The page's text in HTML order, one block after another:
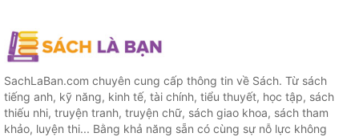
SachLaBan.com chuyên cung cấp thông tin về Sách. Từ sách
tiếng anh, kỹ năng, kinh tế, tài chính, tiểu thuyết, học tập, sách
thiếu nhi, truyện tranh, truyện chữ, sách giao khoa, sách tham
khảo, luyện thi... Bằng khả năng sẵn có cùng sự nỗ lực không